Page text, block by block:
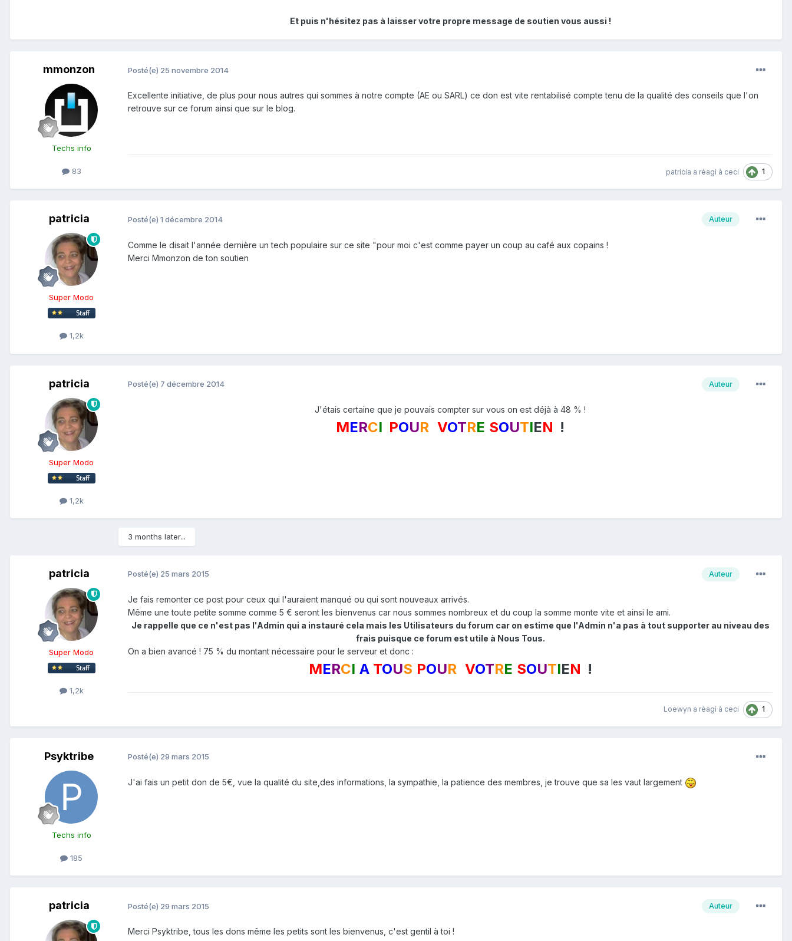
Et puis n'hésitez pas à laisser votre propre message de soutien vous aussi !
mmonzon
Techs info
83
Posté(e) 25 novembre 2014
Excellente initiative, de plus pour nous autres qui sommes à notre compte (AE ou SARL) ce don est vite rentabilisé compte tenu de la qualité des conseils que l'on
retrouve sur ce forum ainsi que sur le blog.
patricia a réagi à ceci 1
patricia
Super Modo
1,2k
Auteur
Posté(e) 1 décembre 2014
Comme le disait l'année dernière un tech populaire sur ce site "pour moi c'est comme payer un coup au café aux copains !
Merci Mmonzon de ton soutien
patricia
Super Modo
1,2k
Auteur
Posté(e) 7 décembre 2014
J'étais certaine que je pouvais compter sur vous on est déjà à 48 % !
MERCI POUR VOTRE SOUTIEN !
3 months later...
patricia
Super Modo
1,2k
Auteur
Posté(e) 25 mars 2015
Je fais remonter ce post pour ceux qui l'auraient manqué ou qui sont nouveaux arrivés.
Même une toute petite somme comme 5 € seront les bienvenus car nous sommes nombreux et du coup la somme monte vite et ainsi le ami.
Je rappelle que ce n'est pas l'Admin qui a instauré cela mais les Utilisateurs du forum car on estime que l'Admin n'a pas à tout supporter au niveau des
frais puisque ce forum est utile à Nous Tous.
On a bien avancé ! 75 % du montant nécessaire pour le serveur et donc :
MERCI A TOUS POUR VOTRE SOUTIEN !
Loewyn a réagi à ceci 1
Psyktribe
Techs info
185
Posté(e) 29 mars 2015
J'ai fais un petit don de 5€, vue la qualité du site,des informations, la sympathie, la patience des membres, je trouve que sa les vaut largement
patricia Auteur
Posté(e) 29 mars 2015
Merci Psyktribe, tous les dons même les petits sont les bienvenus, c'est gentil à toi !